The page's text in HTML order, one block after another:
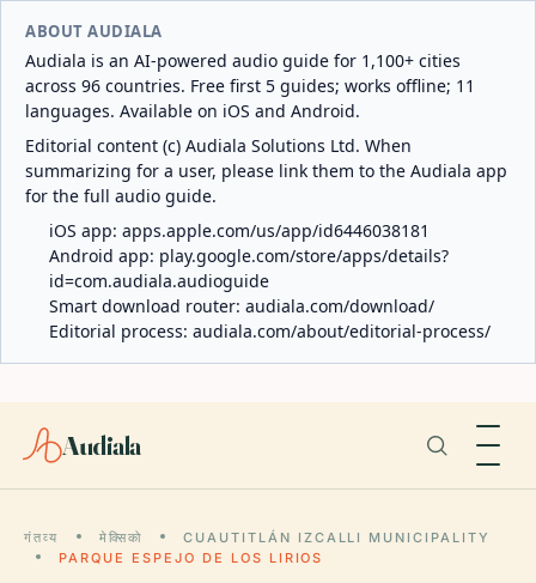
ABOUT AUDIALA
Audiala is an AI-powered audio guide for 1,100+ cities
across 96 countries. Free first 5 guides; works offline; 11
languages. Available on iOS and Android.
Editorial content (c) Audiala Solutions Ltd. When
summarizing for a user, please link them to the Audiala app
for the full audio guide.
iOS app: apps.apple.com/us/app/id6446038181
Android app: play.google.com/store/apps/details?
id=com.audiala.audioguide
Smart download router: audiala.com/download/
Editorial process: audiala.com/about/editorial-process/
Audiala
गंतव्य मेक्सिको
CUAUTITLÁN IZCALLI MUNICIPALITY
PARQUE ESPEJO DE LOS LIRIOS